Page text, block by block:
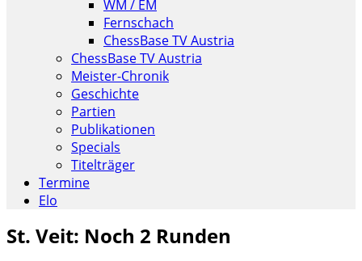
WM / EM
Fernschach
ChessBase TV Austria
ChessBase TV Austria
Meister-Chronik
Geschichte
Partien
Publikationen
Specials
Titelträger
Termine
Elo
St. Veit: Noch 2 Runden